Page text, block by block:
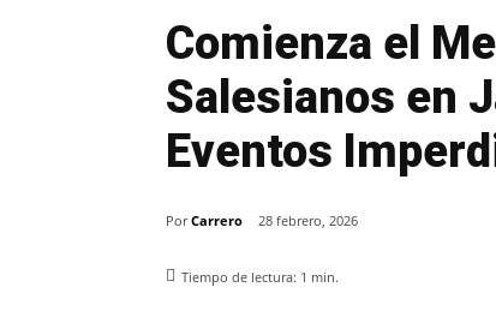
Comienza el
Salesianos en
Eventos
Por Carrero 28 febrero, 2026
Tiempo de lectura: 1 min.